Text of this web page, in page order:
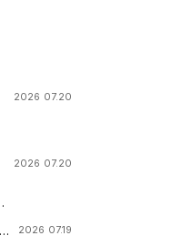
2026 07.20
2026 07.20
2026 07.19